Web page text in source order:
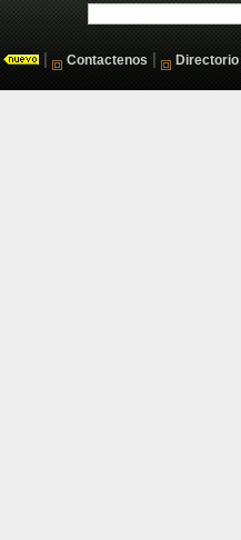
Contactenos Directorio